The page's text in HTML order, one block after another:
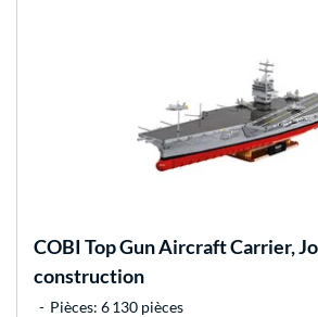
COBI Top Gun Aircraft Carrier,
construction
Pièces: 6 130 pièces